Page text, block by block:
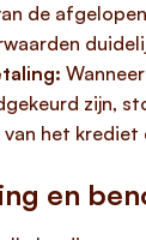
de
zijn,
het
en